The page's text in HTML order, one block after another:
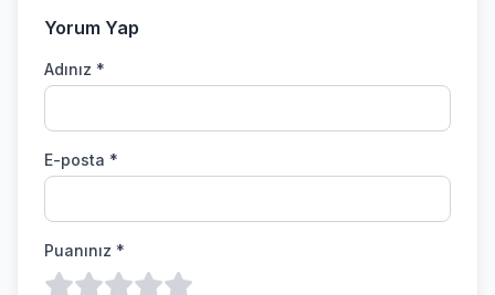
Yorum Yap
Adınız *
E-posta *
Puanınız *